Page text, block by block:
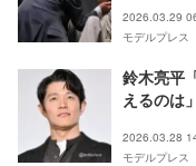
2026.03.29
モデルプレス
鈴木亮平
えるのは」
2026.03.28
モデルプレス